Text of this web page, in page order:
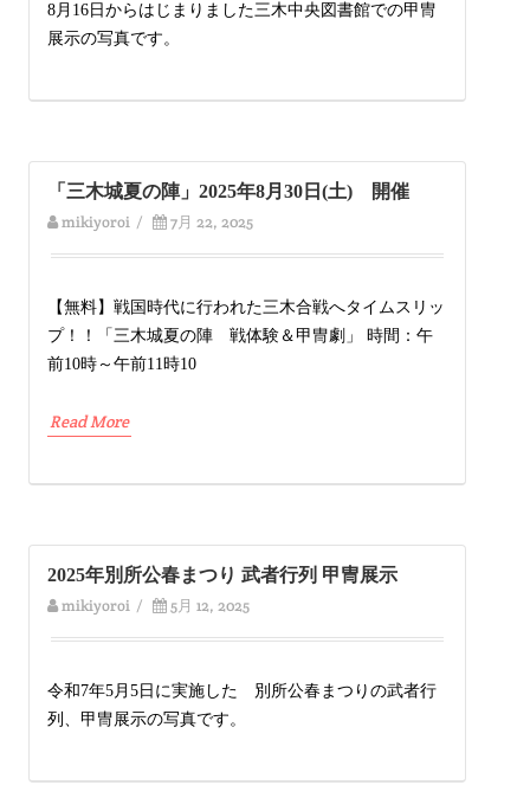
8月16日からはじまりました三木中央図書館での甲冑
展示の写真です。
「三木城夏の陣」2025年8月30日(土) 開催
mikiyoroi / 7月 22, 2025
【無料】戦国時代に行われた三木合戦へタイムスリッ
プ！！「三木城夏の陣 戦体験＆甲冑劇」 時間：午
前10時～午前11時10
Read More
2025年別所公春まつり 武者行列 甲冑展示
mikiyoroi / 5月 12, 2025
令和7年5月5日に実施した 別所公春まつりの武者行
列、甲冑展示の写真です。